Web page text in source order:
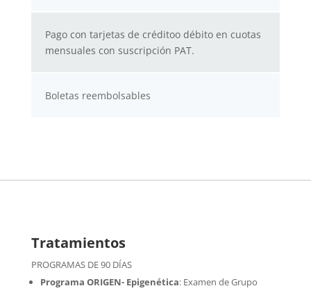
Pago con tarjetas de créditoo débito en cuotas
mensuales con suscripción PAT.
Boletas reembolsables
Tratamientos
PROGRAMAS DE 90 DÍAS
Programa ORIGEN- Epigenética:Examen de Grupo